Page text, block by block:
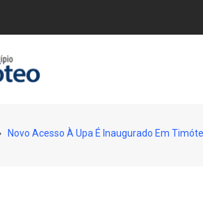
Novo Acesso À Upa É Inaugurado Em